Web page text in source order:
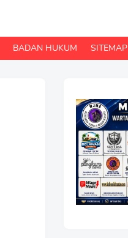
BADAN HUKUM SITEMAP